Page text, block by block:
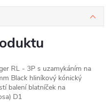
RL - 3P s uzamykáním na
Black hliníkový kónický
balení blatníček na
D1